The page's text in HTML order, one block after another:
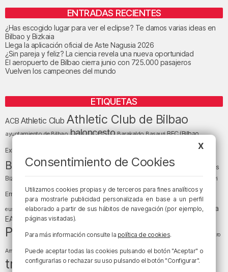
ENTRADAS RECIENTES
¿Has escogido lugar para ver el eclipse? Te damos varias ideas en
Bilbao y Bizkaia
Llega la aplicación oficial de Aste Nagusia 2026
¿Sin pareja y feliz? La ciencia revela una nueva oportunidad
El aeropuerto de Bilbao cierra junio con 725.000 pasajeros
Vuelven los campeones del mundo
ETIQUETAS
ACB Athletic Club Athletic Club de Bilbao
ayuntamiento de Bilbao baloncesto Barakaldo Basauri BEC (Bilbao
Exhibition Center) Bizkaia
Bizkaia y sus comarcas Copa del Rey cultura
Cáritas
Bizkaia
Deusto Diócesis de Bilbao Egunon Bizkaia el tiempo Enkarterri
Ernesto Valverde Ertzaintza Euskadi (País Vasco)
euskera fiestas fútbol Gobierno vasco juanma jubera LaLiga LaLiga
EA Sports Liga Endesa
Política religión San Mamés sociedadsucesos Teatro
Arriaga tiempotiempo atmosféricotráfico
tráfico en Bizkaia
X
Consentimiento de Cookies
Utilizamos cookies propias y de terceros para fines analíticos y
para mostrarle publicidad personalizada en base a un perfil
elaborado a partir de sus hábitos de navegación (por ejemplo,
páginas visitadas).
Para más información consulte la política de cookies.
Puede aceptar todas las cookies pulsando el botón "Aceptar" o
configurarlas o rechazar su uso pulsando el botón "Configurar".